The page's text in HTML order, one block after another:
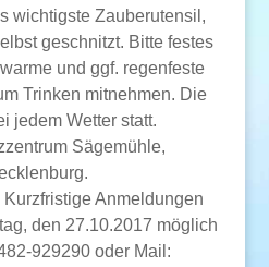
wichtigste Zauberutensil,
geschnitzt. Bitte festes
und ggf. regenfeste
Trinken mitnehmen. Die
jedem Wetter statt.
Sägemühle,
Anmeldungen
den 27.10.2017 möglich
929290 oder Mail: